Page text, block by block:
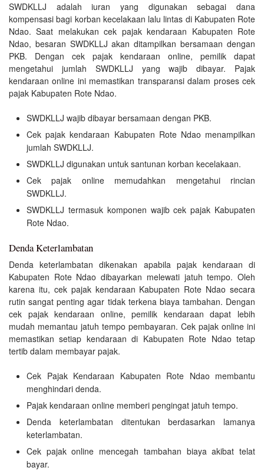
SWDKLLJ adalah iuran yang digunakan sebagai dana
kompensasi bagi korban kecelakaan lalu lintas di Kabupaten Rote
Ndao. Saat melakukan cek pajak kendaraan Kabupaten Rote
Ndao, besaran SWDKLLJ akan ditampilkan bersamaan dengan
PKB. Dengan cek pajak kendaraan online, pemilik dapat
mengetahui jumlah SWDKLLJ yang wajib dibayar. Pajak
kendaraan online ini memastikan transparansi dalam proses cek
pajak Kabupaten Rote Ndao.
SWDKLLJ wajib dibayar bersamaan dengan PKB.
Cek pajak kendaraan Kabupaten Rote Ndao menampilkan
jumlah SWDKLLJ.
SWDKLLJ digunakan untuk santunan korban kecelakaan.
Cek pajak online memudahkan mengetahui rincian
SWDKLLJ.
SWDKLLJ termasuk komponen wajib cek pajak Kabupaten
Rote Ndao.
Denda Keterlambatan
Denda keterlambatan dikenakan apabila pajak kendaraan di
Kabupaten Rote Ndao dibayarkan melewati jatuh tempo. Oleh
karena itu, cek pajak kendaraan Kabupaten Rote Ndao secara
rutin sangat penting agar tidak terkena biaya tambahan. Dengan
cek pajak kendaraan online, pemilik kendaraan dapat lebih
mudah memantau jatuh tempo pembayaran. Cek pajak online ini
memastikan setiap kendaraan di Kabupaten Rote Ndao tetap
tertib dalam membayar pajak.
Cek Pajak Kendaraan Kabupaten Rote Ndao membantu
menghindari denda.
Pajak kendaraan online memberi pengingat jatuh tempo.
Denda keterlambatan ditentukan berdasarkan lamanya
keterlambatan.
Cek pajak online mencegah tambahan biaya akibat telat
bayar.